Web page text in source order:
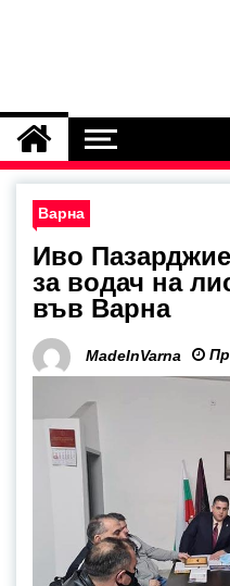
Варна
Иво
за водач на
във Варна
MadeInVarna